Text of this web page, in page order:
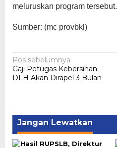
meluruskan program tersebut.
Sumber: (mc provbkl)
Navigasi
pos
Pos sebelumnya
Gaji Petugas Kebersihan
DLH Akan Dirapel 3 Bulan
Jangan Lewatkan